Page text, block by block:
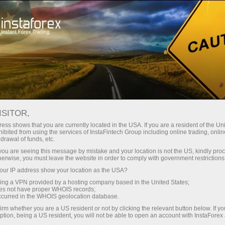
СТАНОВЯТСЯ ЯРЧЕ:
ЗАБЕРИТЕ СВОЙ ПРИЗ В $4
000!
shows that you are currently located in the USA. If you are a resident of the
from using the services of InstaFintech Group including online trading,
of funds, etc.
are seeing this message by mistake and your location is not the US, kindly
you must leave the website in order to comply with government
IP address show your location as the USA?
a VPN provided by a hosting company based in the United States;
not have proper WHOIS records;
in the WHOIS geolocation database.
whether you are a US resident or not by clicking the relevant button below. If
being a US resident, you will not be able to open an account with InstaForex